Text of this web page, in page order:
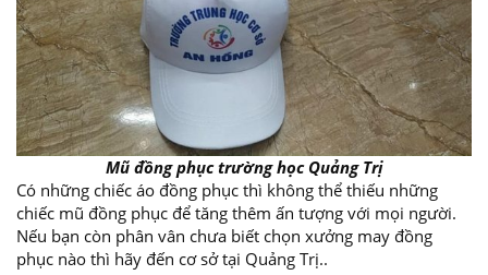
Mũ đồng phục trường học Quảng Trị
Có những chiếc áo đồng phục thì không thể thiếu những
chiếc mũ đồng phục để tăng thêm ấn tượng với mọi người.
Nếu bạn còn phân vân chưa biết chọn xưởng may đồng
phục nào thì hãy đến cơ sở tại Quảng Trị..